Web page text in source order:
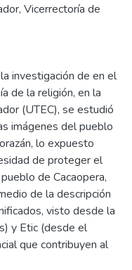
Vicerrectoría de
investigación de en el
de la religión, en la
(UTEC), se estudió
imágenes del pueblo
lo expuesto
de proteger el
de Cacaopera,
de la descripción
visto desde la
y Etic (desde el
que contribuyen al